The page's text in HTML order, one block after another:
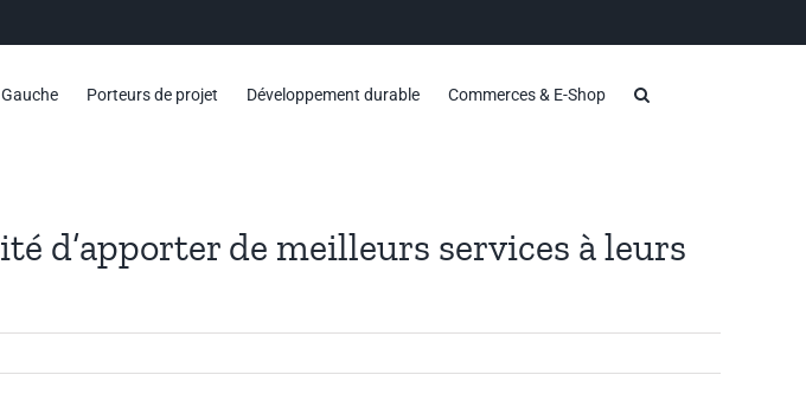
Porteurs de projet Développement durable Commerces & E-Shop
d’apporter de meilleurs services à leurs